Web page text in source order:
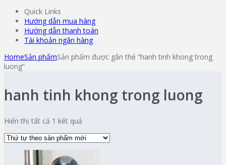
Quick Links
Hướng dẫn mua hàng
Hướng dẫn thanh toán
Tài khoản ngân hàng
HomeSản phẩmSản phẩm được gắn thẻ “hanh tinh khong trong
luong”
hanh tinh khong trong luong
Hiển thị tất cả 1 kết quả